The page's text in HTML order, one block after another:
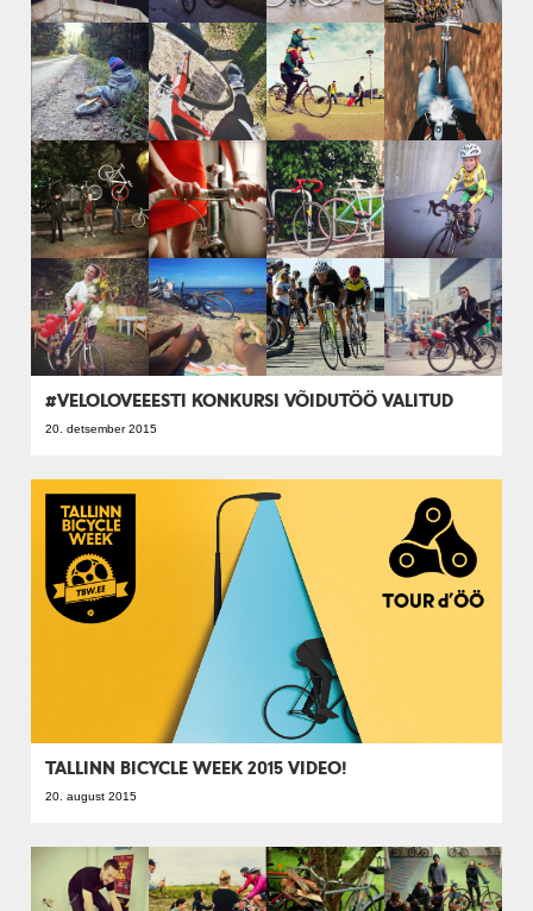
#VELOLOVEEESTI KONKURSI VÕIDUTÖÖ VALITUD
20. detsember 2015
TALLINN BICYCLE WEEK 2015 VIDEO!
20. august 2015